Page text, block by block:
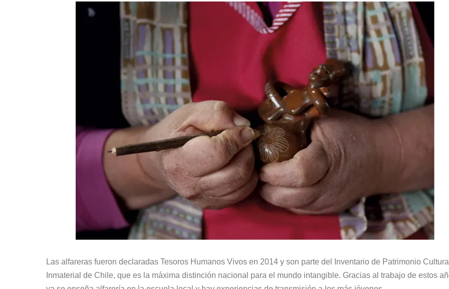
Las alfareras fueron declaradas Tesoros Humanos Vivos en 2014 y son parte del Inventario de Patrimonio Cultural
Inmaterial de Chile, que es la máxima distinción nacional para el mundo intangible. Gracias al trabajo de estos